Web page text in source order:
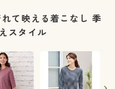
て映える着こなし 季
スタイル